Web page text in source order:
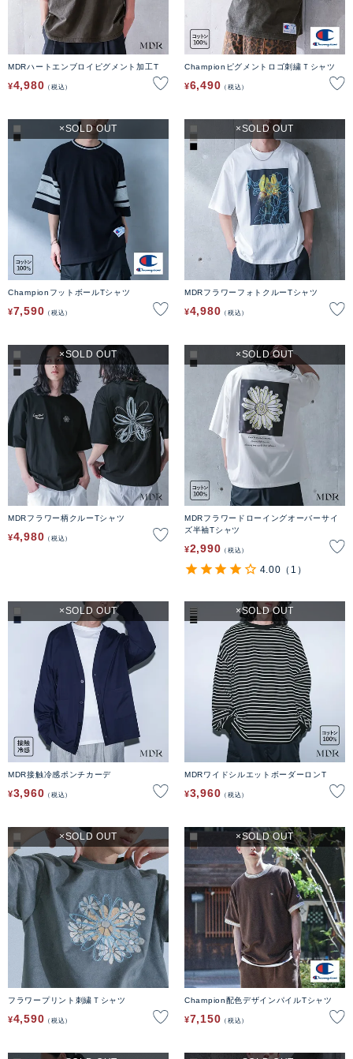
MDRハートエンブロイピグメント加工T
¥4,980 税込
Championピグメントロゴ刺繍Ｔシャツ
¥6,490 税込
ChampionフットボールTシャツ
¥7,590 税込
SOLD OUT
MDRフラワーフォトクルーTシャツ
¥4,980 税込
SOLD OUT
MDRフラワー柄クルーTシャツ
¥4,980 税込
SOLD OUT
MDRフラワードローイングオーバーサイ
ズ半袖Tシャツ
¥2,990 税込
SOLD OUT
4.00 （1）
MDR接触冷感ポンチカーデ
¥3,960 税込
SOLD OUT
MDRワイドシルエットボーダーロンT
¥3,960 税込
SOLD OUT
フラワープリント刺繍Ｔシャツ
¥4,590 税込
SOLD OUT
Champion配色デザインパイルTシャツ
¥7,150 税込
SOLD OUT